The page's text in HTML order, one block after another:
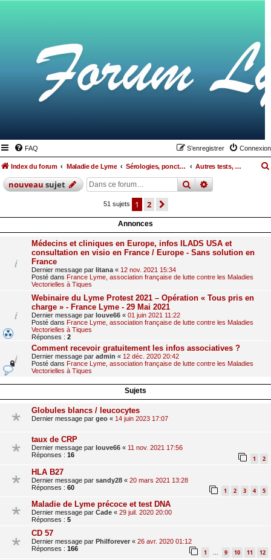
FAQ Connexion
S’enregistrer
Index du forum Maladie de Lyme Sérologies, ponctions lombaires, IRM et autres examens Autres tests, examens divers
nouveausujet rechercher
recherche
51 sujets 1 2
Annonces
Médecins et cliniques en Europe, infos ILADS USA et
consultation en visio en France / Europe - Sans solution en
France
Dernier message par litana « 12 nov. 2021 15:34
Posté dans France Lyme, association française de lutte contre les Maladies
Vectorielles à Tiques
Webinaire du Lyme Protest 2021 – Opération « Tous pris en
charge » - France Lyme - 29 Mai 2021
Dernier message par louve66 « 01 juin 2021 11:22
Posté dans France Lyme, association française de lutte contre les Maladies
Vectorielles à Tiques
Réponses : 2
Comment recevoir gratuitement les infos associatives ?
Dernier message par admin « 12 déc. 2020 20:42
Posté dans France Lyme, association française de lutte contre les Maladies
Vectorielles à Tiques
Sujets
Globules blancs / leucocytes
Dernier message par geo « 14 juin 2023 17:07
taux de CRP
Dernier message par louve66 « 11 nov. 2021 17:56
Réponses : 16 1 2
HLA B27
Dernier message par sandy28 « 20 mars 2021 13:28
Réponses : 60 1 2 3 4 5
Maladie de Lyme précoce et test DNA
Dernier message par Cade « 29 juil. 2020 20:00
Réponses : 5
CD 57
Dernier message par Philforever « 26 avr. 2020 01:12
Réponses : 166 1 … 9 10 11 12